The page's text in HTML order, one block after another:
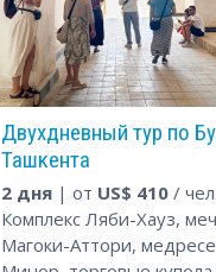
Двухдневный тур по
Ташкента
2 дня| от US$ 410/ чел.
Комплекс Ляби-Хауз,
Магоки-Аттори,